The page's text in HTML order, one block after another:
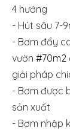
4 hướng
- Hút sâu 7-
- Bơm đẩy
vườn #70m2
giải pháp
- Bơm được
sản xuất
- Bơm nhập